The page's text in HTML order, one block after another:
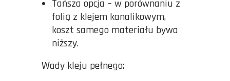
Tańsza opcja – w porównaniu z
folią z klejem kanalikowym,
koszt samego materiału bywa
niższy.
Wady kleju pełnego: